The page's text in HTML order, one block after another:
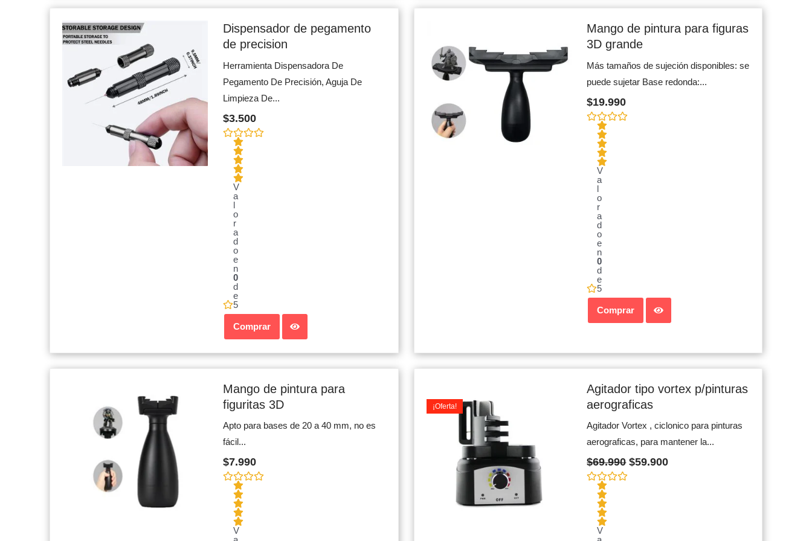
Dispensador de pegamento
de precision
Herramienta Dispensadora De
Pegamento De Precisión, Aguja De
Limpieza De...
$3.500
V
a
l
o
r
a
d
o
e
n
0
d
e
5
Comprar
Mango de pintura para figuras
3D grande
Más tamaños de sujeción disponibles: se
puede sujetar Base redonda:...
$19.990
V
a
l
o
r
a
d
o
e
n
0
d
e
5
Comprar
Mango de pintura para
figuritas 3D
Apto para bases de 20 a 40 mm, no es
fácil...
$7.990
V
¡Oferta!
Agitador tipo vortex p/pinturas
aerograficas
Agitador Vortex , ciclonico para pinturas
aerograficas, para mantener la...
$69.990
price
was:
$69.990.
$59.900
price
V